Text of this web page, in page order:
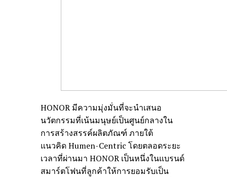
HONOR มีความมุ่งมั่นที่จะนำเสนอ
นวัตกรรมที่เน้นมนุษย์เป็นศูนย์กลางใน
การสร้างสรรค์ผลิตภัณฑ์ ภายใต้
แนวคิด Humen-Centric โดยตลอดระยะ
เวลาที่ผ่านมา HONOR เป็นหนึ่งในแบรนด์
สมาร์ตโฟนที่ลูกค้าให้การยอมรับเป็น